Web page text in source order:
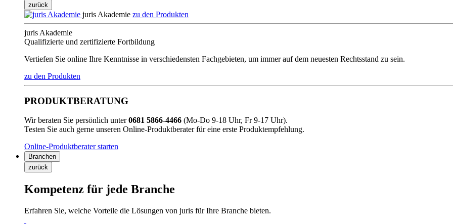
zurück
juris Akademie zu den Produkten
juris Akademie
Qualifizierte und zertifizierte Fortbildung
Vertiefen Sie online Ihre Kenntnisse in verschiedensten Fachgebieten, um immer auf dem neuesten Rechtsstand zu sein.
zu den Produkten
PRODUKTBERATUNG
Wir beraten Sie persönlich unter0681 5866-4466 (Mo-Do 9-18 Uhr, Fr 9-17 Uhr).
Testen Sie auch gerne unseren Online-Produktberater für eine erste Produktempfehlung.
Online-Produktberater starten
Branchen
zurück
Kompetenz für jede Branche
Erfahren Sie, welche Vorteile die Lösungen von juris für Ihre Branche bieten.